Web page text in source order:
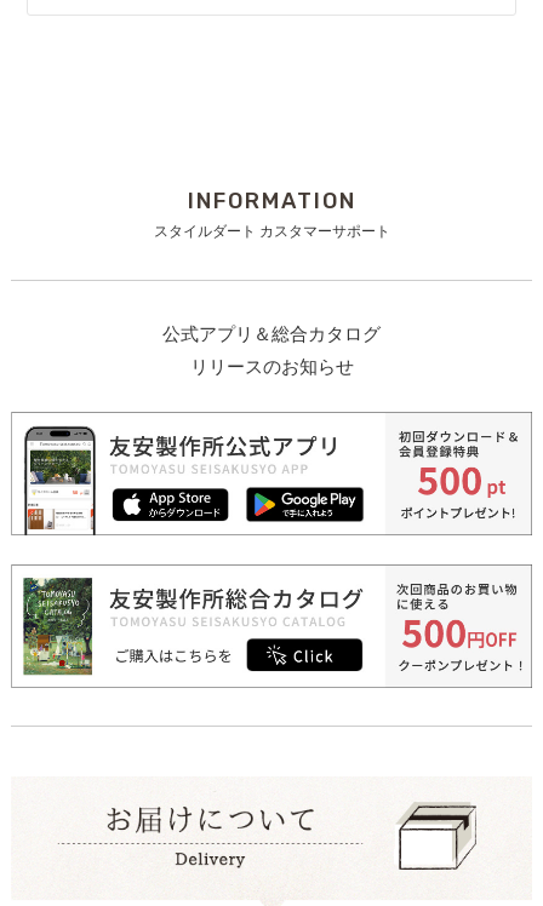
INFORMATION
スタイルダート カスタマーサポート
公式アプリ＆総合カタログ
リリースのお知らせ